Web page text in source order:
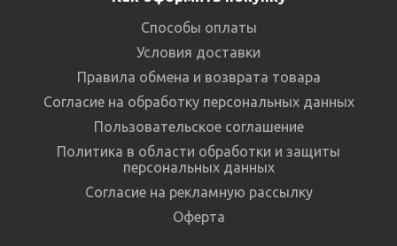
Способы оплаты
Условия доставки
Правила обмена и возврата товара
Согласие на обработку персональных данных
Пользовательское соглашение
Политика в области обработки и защиты
персональных данных
Согласие на рекламную рассылку
Оферта